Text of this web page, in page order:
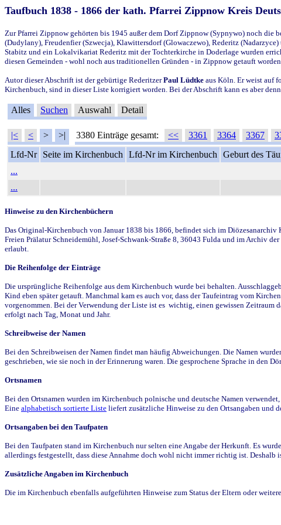
Taufbuch 1838 - 1866 der kath. Pfarrei Zippnow Kreis
Zur Pfarrei Zippnow gehörten bis 1945 außer dem Dorf Zippnow (Sypnywo) noch die
(Dudylany), Freudenfier (Szwecja), Klawittersdorf (Glowaczewo), Rederitz
Stabitz und ein Lokalvikariat Rederitz mit der Tochterkirche in Doderlage wurden
diesen Gemeinden - wohl noch aus traditionellen Gründen - in Zippnow getauft worden.
Autor dieser Abschrift ist der gebürtige RederitzerPaul Lüdtke aus Köln. Er weist auf
Kirchenbuch, sind in dieser Liste korrigiert worden. Bei der Abschrift kann es aber
Alles Suchen Auswahl Detail
|< < > >| 3380 Einträge gesamt: << 3361 3364 3367
Lfd-Nr
Seite im Kirchenbuch Lfd-Nr im Kirchenbuch Geburt des
...
...
Hinweise zu den Kirchenbüchern
Das Original-Kirchenbuch von Januar 1838 bis 1866, befindet sich im
Freien Prälatur Schneidemühl, Josef-Schwank-Straße 8, 36043 Fulda und im Archiv
erlaubt.
Die Reihenfolge der Einträge
Die ursprüngliche Reihenfolge aus dem Kirchenbuch wurde bei behalten.
Kind eben später getauft. Manchmal kam es auch vor, dass der Taufeintrag vom
vorgenommen. Bei der Verwendung der Liste ist es wichtig, einen gewissen Zeitraum
erfolgt nach Tag, Monat und Jahr.
Schreibweise der Namen
Bei den Schreibweisen der Namen findet man häufig Abweichungen. Die Namen
geschrieben, wie sie noch in der Erinnerung waren. Die gesprochene Sprache in den
Ortsnamen
Bei den Ortsnamen wurden im Kirchenbuch polnische und deutsche Namen
Eine alphabetisch sortierte Liste liefert zusätzliche Hinweise zu den Ortsangaben und
Ortsangaben bei den Taufpaten
Bei den Taufpaten stand im Kirchenbuch nur selten eine Angabe der Herkunft. Es
allerdings festgestellt, dass diese Annahme doch wohl nicht immer richtig ist. Deshalb
Zusätzliche Angaben im Kirchenbuch
Die im Kirchenbuch ebenfalls aufgeführten Hinweise zum Status der Eltern oder